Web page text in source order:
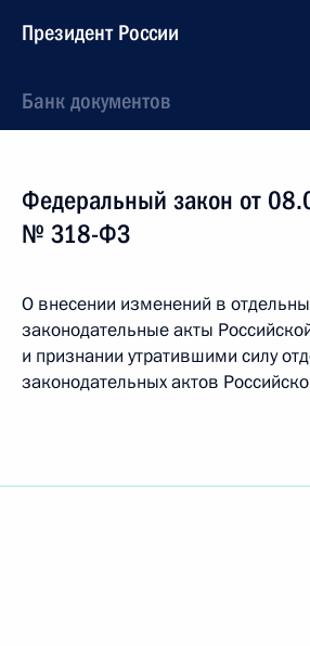
Президент России
Банк документов
Федеральный закон от
№ 318-ФЗ
О внесении изменений в
законодательные акты
и признании утратившими силу
законодательных актов